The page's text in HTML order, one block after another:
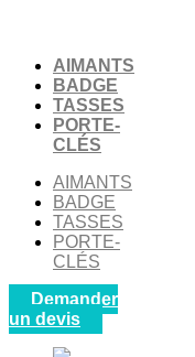
contenuAIMANTS
BADGE
TASSES
PORTE-
CLÉS
AIMANTS
BADGE
TASSES
PORTE-
CLÉS
Demander
un devis